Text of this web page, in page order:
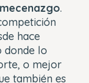
.
hace
donde lo
o mejor
también es